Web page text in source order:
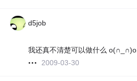
d5job
我还真不清楚可以做什么
2009-03-30